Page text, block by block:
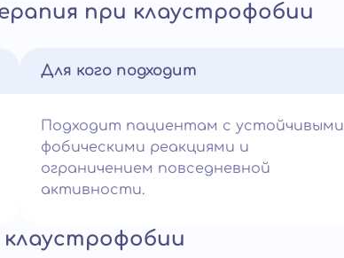
при клаустрофобии
Для кого подходит
Подходит пациентам с устойчивыми
фобическими реакциями и
ограничением повседневной
активности.